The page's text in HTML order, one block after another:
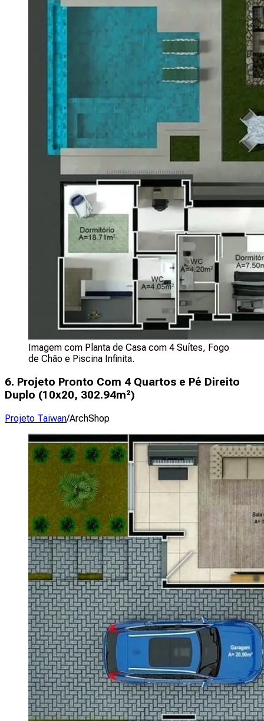
Imagem com Planta de Casa com 4 Suítes, Fogo
de Chão e Piscina Infinita.
6. Projeto Pronto Com 4 Quartos e Pé Direito
Duplo (10x20, 302.94m²)
Projeto Taiwan/ArchShop